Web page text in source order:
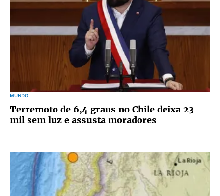
MUNDO
Terremoto de 6,4 graus no Chile deixa 23
mil sem luz e assusta moradores